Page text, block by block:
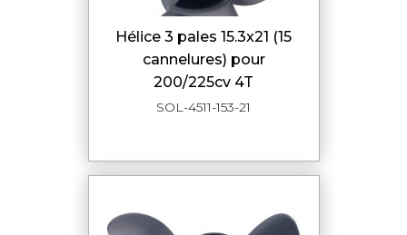
hélice 3 pales 15.3x21 (15
cannelures) pour
200/225cv 4T
SOL-4511-153-21